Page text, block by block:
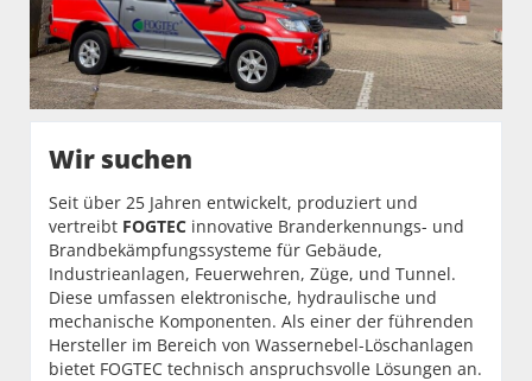
Wir suchen
Seit über 25 Jahren entwickelt, produziert und
vertreibt FOGTEC innovative Branderkennungs- und
Brandbekämpfungssysteme für Gebäude,
Industrieanlagen, Feuerwehren, Züge, und Tunnel.
Diese umfassen elektronische, hydraulische und
mechanische Komponenten. Als einer der führenden
Hersteller im Bereich von Wassernebel-Löschanlagen
bietet FOGTEC technisch anspruchsvolle Lösungen an.